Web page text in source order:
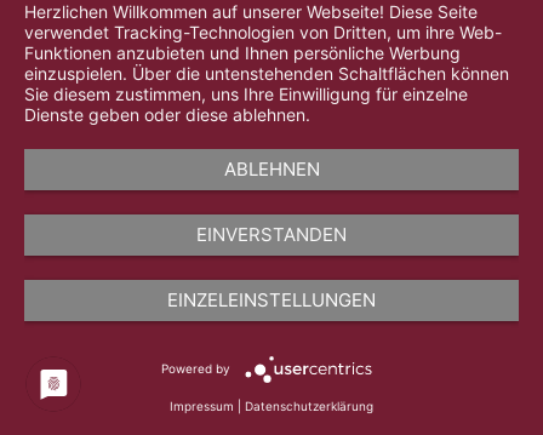
Herzlichen Willkommen auf unserer Webseite! Diese Seite
verwendet Tracking-Technologien von Dritten, um ihre Web-
Funktionen anzubieten und Ihnen persönliche Werbung
einzuspielen. Über die untenstehenden Schaltflächen können
Sie diesem zustimmen, uns Ihre Einwilligung für einzelne
Dienste geben oder diese ablehnen.
ABLEHNEN
EINVERSTANDEN
EINZELEINSTELLUNGEN
Powered by
Impressum Datenschutzerklärung